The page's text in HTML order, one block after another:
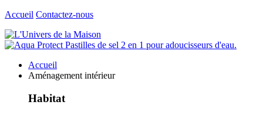
Accueil Contactez-nous
Accueil
Aménagement intérieur
Habitat